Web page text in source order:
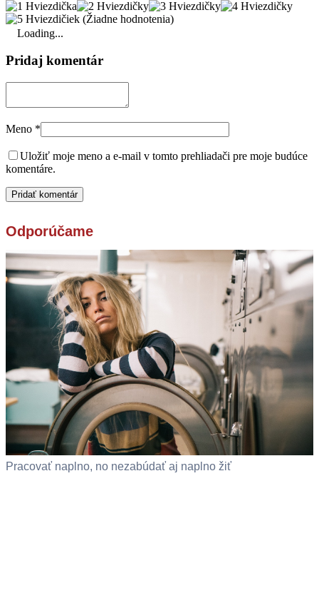
(Žiadne hodnotenia)
Loading...
Pridaj komentár
Meno *
Uložiť moje meno a e-mail v tomto prehliadači pre moje budúce
komentáre.
Odporúčame
Pracovať naplno, no nezabúdať aj naplno žiť